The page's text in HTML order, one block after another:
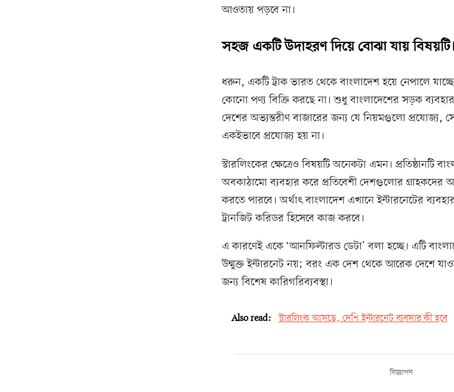
আওতায় পড়বে না।
সহজ একটি উদাহরণ দিয়ে বোঝা যায় বিষয়টি।
ধরুন, একটি ট্রাক ভারত থেকে বাংলাদেশ হয়ে নেপালে
কোনো পণ্য বিক্রি করছে না। শুধু বাংলাদেশের সড়ক
দেশের অভ্যন্তরীণ বাজারের জন্য যে নিয়মগুলো প্রযোজ্য,
একইভাবে প্রযোজ্য হয় না।
স্টারলিংকের ক্ষেত্রেও বিষয়টি অনেকটা এমন। প্রতিষ্ঠানটি
অবকাঠামো ব্যবহার করে প্রতিবেশী দেশগুলোর গ্রাহকদের
করতে পারবে। অর্থাৎ বাংলাদেশ এখানে ইন্টারনেটের
ট্রানজিট করিডর হিসেবে কাজ করবে।
এ কারণেই একে ‘আনফিল্টারড ডেটা’ বলা হচ্ছে। এটি
উন্মুক্ত ইন্টারনেট নয়; বরং এক দেশ থেকে আরেক দেশে
জন্য বিশেষ কারিগরিব্যবস্থা।
Also read: স্টারলিংক আসছে, দেশি ইন্টারনেট ব্যবসার কী হবে
বিজ্ঞাপন